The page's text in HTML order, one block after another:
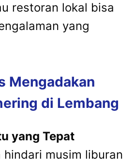
restoran lokal bisa
yang
Mengadakan
di Lembang
yang Tepat
hindari musim liburan